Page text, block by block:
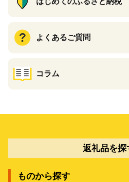
よくあるご質問
コラム
返礼品を探
ものから探す